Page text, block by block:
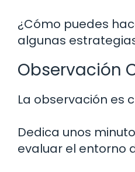
¿Cómo puedes
algunas
Observación
La observación es
Dedica unos
evaluar el entorno